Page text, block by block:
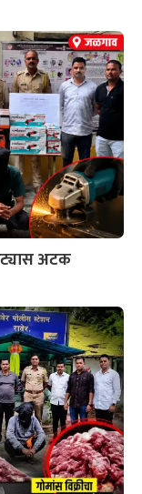
अटक